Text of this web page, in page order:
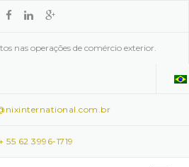
nas operações de comércio exterior.
55 62 3996-1719